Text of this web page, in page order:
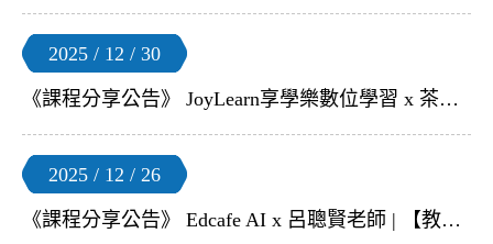
2025 / 12 / 30
《課程分享公告》 JoyLearn享學樂數位學習 x 茶米老師 | 【Chat Everywhere 學力大補帖】線上研習
2025 / 12 / 26
《課程分享公告》 Edcafe AI x 呂聰賢老師 | 【教育版 ChatGPT–Edcafe AI】線上研習